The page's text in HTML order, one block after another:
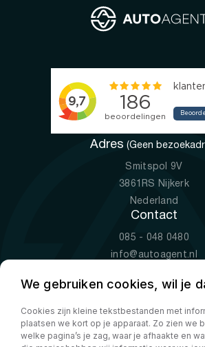
Adres (Geen
Smitspol 9V
3861RS Nijkerk
Nederland
Contact
085 - 048 0480
info@autoagent.nl
Openingstijden
Ma-Vr
09:00 - 19:00
Za
10:00 - 17:00
We gebruiken cookies, wil je
Cookies zijn kleine tekstbestanden met
plaatsen we kort op je apparaat. Zo zien we
welke pagina’s je zag, waar je afhaakte en